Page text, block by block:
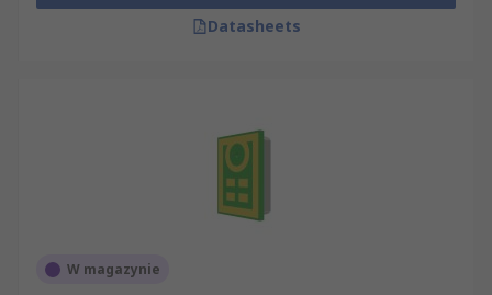
Datasheets
W magazynie